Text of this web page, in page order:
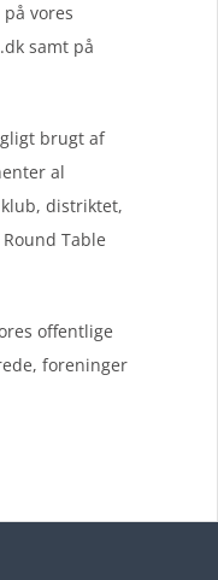
vores
samt på
brugt af
al
distriktet,
Table
offentlige
foreninger